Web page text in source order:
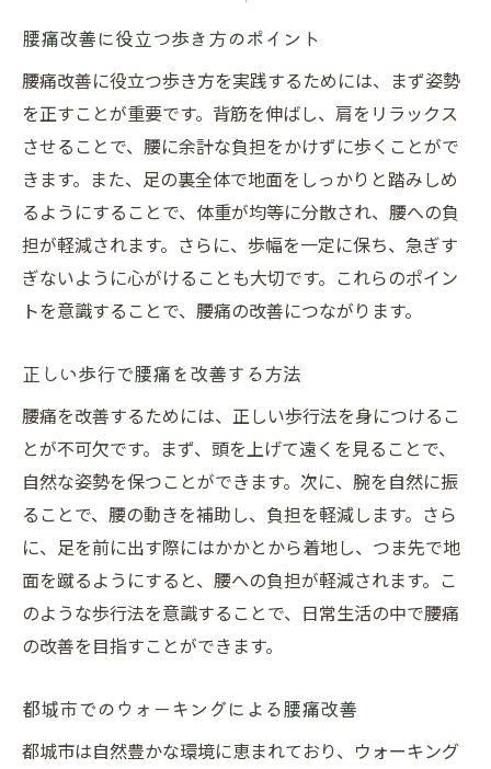
腰痛改善に役立つ歩き方のポイント
腰痛改善に役立つ歩き方を実践するためには、まず姿勢
を正すことが重要です。背筋を伸ばし、肩をリラックス
させることで、腰に余計な負担をかけずに歩くことがで
きます。また、足の裏全体で地面をしっかりと踏みしめ
るようにすることで、体重が均等に分散され、腰への負
担が軽減されます。さらに、歩幅を一定に保ち、急ぎす
ぎないように心がけることも大切です。これらのポイン
トを意識することで、腰痛の改善につながります。
正しい歩行で腰痛を改善する方法
腰痛を改善するためには、正しい歩行法を身につけるこ
とが不可欠です。まず、頭を上げて遠くを見ることで、
自然な姿勢を保つことができます。次に、腕を自然に振
ることで、腰の動きを補助し、負担を軽減します。さら
に、足を前に出す際にはかかとから着地し、つま先で地
面を蹴るようにすると、腰への負担が軽減されます。こ
のような歩行法を意識することで、日常生活の中で腰痛
の改善を目指すことができます。
都城市でのウォーキングによる腰痛改善
都城市は自然豊かな環境に恵まれており、ウォーキング